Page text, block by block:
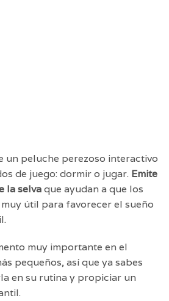
un peluche perezoso interactivo
de juego: dormir o jugar. Emite
la selvaque ayudan a que los
útil para favorecer el sueño
muy importante en el
pequeños, así que ya sabes
en su rutina y propiciar un